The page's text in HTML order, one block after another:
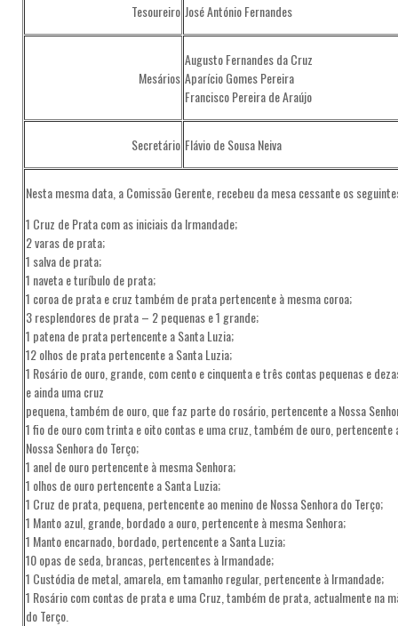
Tesoureiro José António Fernandes
Mesários
Augusto Fernandes da Cruz
Aparício Gomes Pereira
Francisco Pereira de Araújo
Secretário Flávio de Sousa Neiva
Nesta mesma data, a Comissão Gerente, recebeu da mesa cessante os
1 Cruz de Prata com as iniciais da Irmandade;
2 varas de prata;
1 salva de prata;
1 naveta e turíbulo de prata;
1 coroa de prata e cruz também de prata pertencente à mesma coroa;
3 resplendores de prata – 2 pequenas e 1 grande;
1 patena de prata pertencente a Santa Luzia;
12 olhos de prata pertencente a Santa Luzia;
1 Rosário de ouro, grande, com cento e cinquenta e três contas pequenas e
e ainda uma cruz
pequena, também de ouro, que faz parte do rosário, pertencente a Nossa
1 fio de ouro com trinta e oito contas e uma cruz, também de ouro, pertencente
Nossa Senhora do Terço;
1 anel de ouro pertencente à mesma Senhora;
1 olhos de ouro pertencente a Santa Luzia;
1 Cruz de prata, pequena, pertencente ao menino de Nossa Senhora do Terço;
1 Manto azul, grande, bordado a ouro, pertencente à mesma Senhora;
1 Manto encarnado, bordado, pertencente a Santa Luzia;
10 opas de seda, brancas, pertencentes à Irmandade;
1 Custódia de metal, amarela, em tamanho regular, pertencente à Irmandade;
1 Rosário com contas de prata e uma Cruz, também de prata, actualmente na
do Terço.